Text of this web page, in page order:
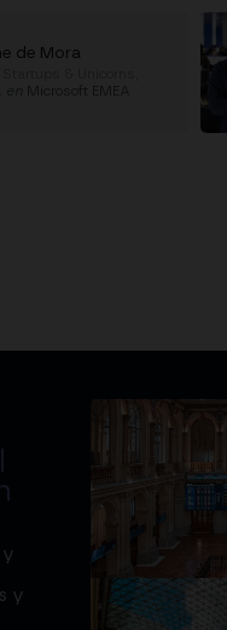
de Mora
Microsoft EMEA
y
y